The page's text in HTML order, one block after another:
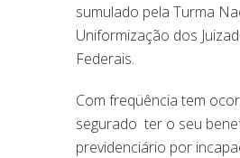
sumulado pela Turma
Uniformização dos
Federais.
Com freqüência tem
segurado ter o seu
previdenciário por